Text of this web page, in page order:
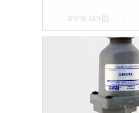
הצג פרטים